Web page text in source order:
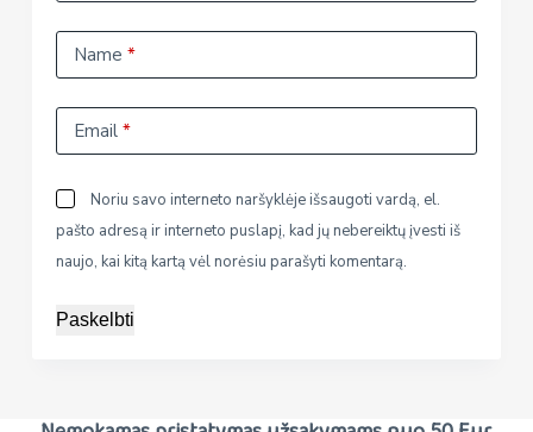
Name *
Email*
Noriu savo interneto naršyklėje išsaugoti vardą, el.
pašto adresą ir interneto puslapį, kad jų nebereiktų įvesti iš
naujo, kai kitą kartą vėl norėsiu parašyti komentarą.
Paskelbti